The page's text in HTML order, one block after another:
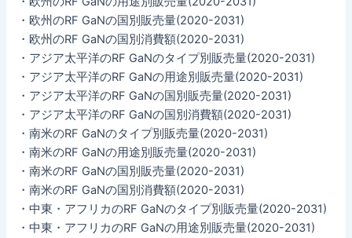
・欧州のRF GaNの国別販売量(2020-2031)
・欧州のRF GaNの国別消費額(2020-2031)
・アジア太平洋のRF GaNのタイプ別販売量(2020-2031)
・アジア太平洋のRF GaNの用途別販売量(2020-2031)
・アジア太平洋のRF GaNの国別販売量(2020-2031)
・アジア太平洋のRF GaNの国別消費額(2020-2031)
・南米のRF GaNのタイプ別販売量(2020-2031)
・南米のRF GaNの用途別販売量(2020-2031)
・南米のRF GaNの国別販売量(2020-2031)
・南米のRF GaNの国別消費額(2020-2031)
・中東・アフリカのRF GaNのタイプ別販売量(2020-2031)
・中東・アフリカのRF GaNの用途別販売量(2020-2031)